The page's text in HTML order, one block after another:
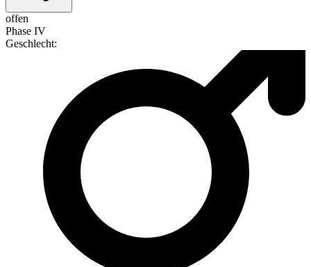
offen
Phase IV
Geschlecht: